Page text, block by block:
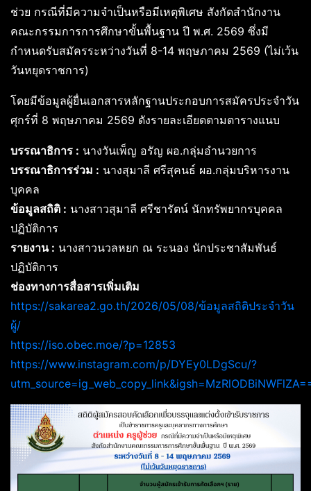
ช่วย กรณีที่มีความจำเป็นหรือมีเหตุพิเศษ สังกัดสำนักงาน
คณะกรรมการการศึกษาขั้นพื้นฐาน ปี พ.ศ. 2569 ซึ่งมี
กำหนดรับสมัครระหว่างวันที่ 8-14 พฤษภาคม 2569 (ไม่เว้น
วันหยุดราชการ)
โดยมีข้อมูลผู้ยื่นเอกสารหลักฐานประกอบการสมัครประจำวัน
ศุกร์ที่ 8 พฤษภาคม 2569 ดังรายละเอียดตามตารางแนบ
บรรณาธิการ : นางวันเพ็ญ อรัญ ผอ.กลุ่มอำนวยการ
บรรณาธิการร่วม : นางสุมาลี ศรีสุคนธ์ ผอ.กลุ่มบริหารงาน
บุคคล
ข้อมูลสถิติ : นางสาวสุมาลี ศรีชารัตน์ นักทรัพยากรบุคคล
ปฏิบัติการ
รายงาน : นางสาวนวลหยก ณ ระนอง นักประชาสัมพันธ์
ปฏิบัติการ
ช่องทางการสื่อสารเพิ่มเติม
https://sakarea2.go.th/2026/05/08/ข้อมูลสถิติประจำวัน
ผู้/
https://iso.obec.moe/?p=12853
https://www.instagram.com/p/DYEy0LDgScu/?